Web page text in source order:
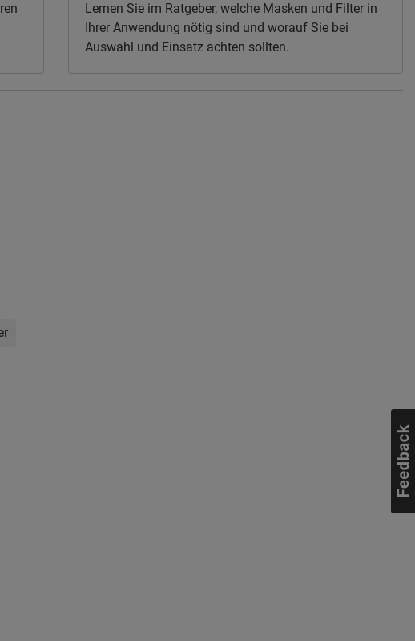
Lernen Sie im Ratgeber, welche Masken und Filter in
Ihrer Anwendung nötig sind und worauf Sie bei
Auswahl und Einsatz achten sollten.